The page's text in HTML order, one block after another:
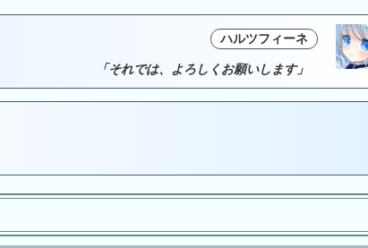
ハルツフィーネ
「それでは、よろしくお願いします」